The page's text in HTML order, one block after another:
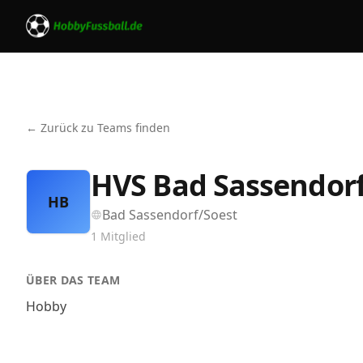
← Zurück zu Teams finden
HB HVS Bad
Bad Sassendorf/Soest
1 Mitglied
ÜBER DAS TEAM
Hobby